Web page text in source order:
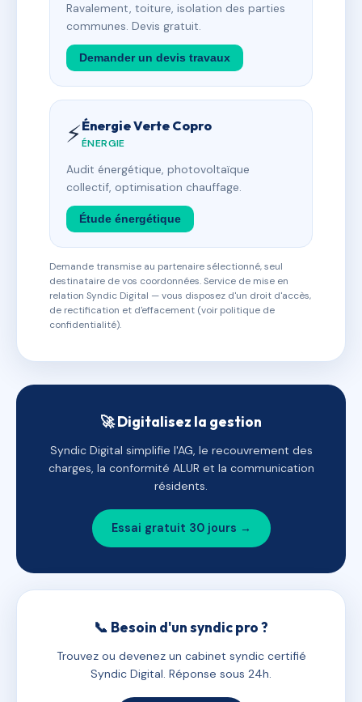
Ravalement, toiture, isolation des parties
communes. Devis gratuit.
Demander un devis travaux
⚡Énergie Verte Copro
ÉNERGIE
Audit énergétique, photovoltaïque
collectif, optimisation chauffage.
Étude énergétique
Demande transmise au partenaire sélectionné, seul
destinataire de vos coordonnées. Service de mise en
relation Syndic Digital — vous disposez d'un droit d'accès,
de rectification et d'effacement (voir politique de
confidentialité).
🚀 Digitalisez la gestion
Syndic Digital simplifie l'AG, le recouvrement des
charges, la conformité ALUR et la communication
résidents.
Essai gratuit 30 jours →
📞 Besoin d'un syndic pro ?
Trouvez ou devenez un cabinet syndic certifié
Syndic Digital. Réponse sous 24h.